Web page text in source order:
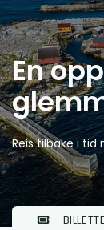
En
Reis tilbake i tid